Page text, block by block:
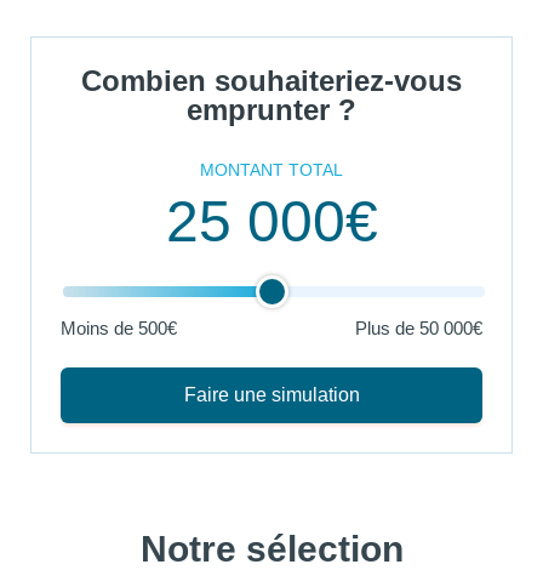
Combien souhaiteriez-vous
emprunter ?
MONTANT TOTAL
25 000€
Moins de 500€ Plus de 50 000€
Faire une simulation
Notre sélection